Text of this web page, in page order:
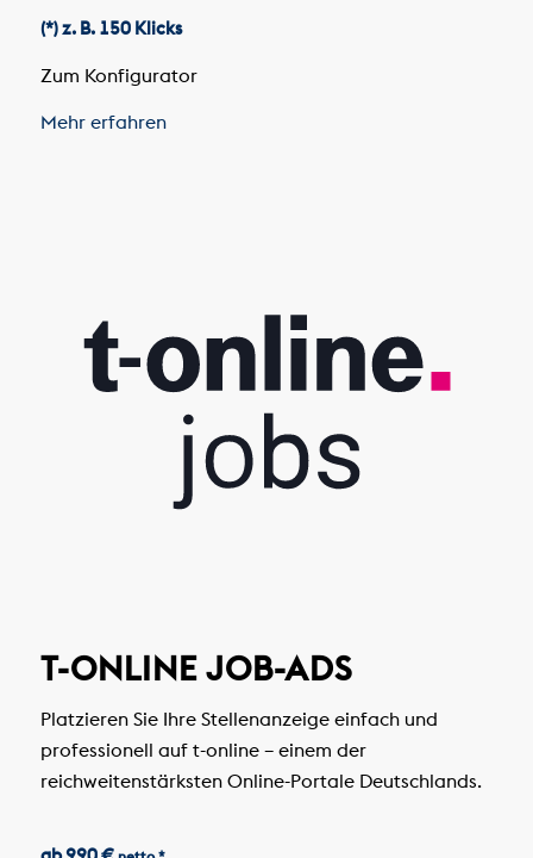
(*) z. B. 150 Klicks
Zum Konfigurator
Mehr erfahren
T-ONLINE JOB-ADS
Platzieren Sie Ihre Stellenanzeige einfach und
professionell auf t-online – einem der
reichweitenstärksten Online-Portale Deutschlands.